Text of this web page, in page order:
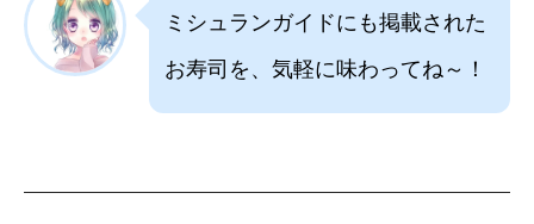
ミシュランガイドにも掲載された
お寿司を、気軽に味わってね～！